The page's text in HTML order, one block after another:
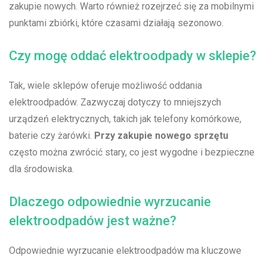
zakupie nowych.⁤ Warto również rozejrzeć się za mobilnymi
punktami zbiórki, które czasami⁢ działają sezonowo.
Czy mogę oddać elektroodpady w sklepie?
Tak, wiele ‌sklepów oferuje możliwość ⁢oddania
elektroodpadów. Zazwyczaj dotyczy to mniejszych
urządzeń elektrycznych, takich jak telefony komórkowe,
baterie czy ​żarówki. Przy zakupie ⁤nowego sprzętu
często można zwrócić stary, co jest ⁤wygodne i‍ bezpieczne
dla środowiska.
Dlaczego ⁢odpowiednie wyrzucanie
elektroodpadów jest ważne?
Odpowiednie wyrzucanie‌ elektroodpadów ma kluczowe